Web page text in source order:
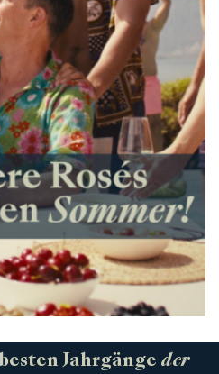
Jahrgänge der